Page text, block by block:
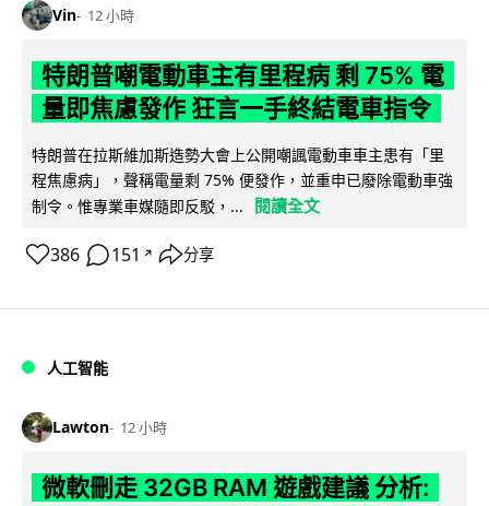
Vin 12 小時
特朗普嘲電動車主有里程病 剩 75% 電
量即焦慮發作 狂言一手終結電車指令
特朗普在拉斯維加斯造勢大會上公開嘲諷電動車車主患有「里
程焦慮病」，聲稱電量剩 75% 便發作，並重申已廢除電動車強
制令。惟專業車媒隨即反駁，...
閱讀全文
386 151 ↗ 分享
人工智能
Lawton 12 小時
微軟刪走 32GB RAM 遊戲建議 分析: